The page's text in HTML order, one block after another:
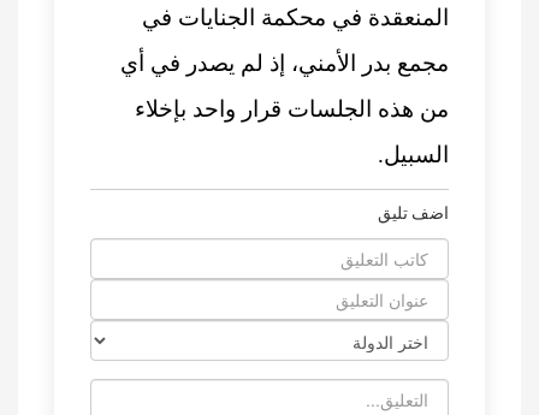
المنعقدة في محكمة الجنايات في
مجمع بدر الأمني، إذ لم يصدر في أي
من هذه الجلسات قرار واحد بإخلاء
السبيل.
اضف تليق